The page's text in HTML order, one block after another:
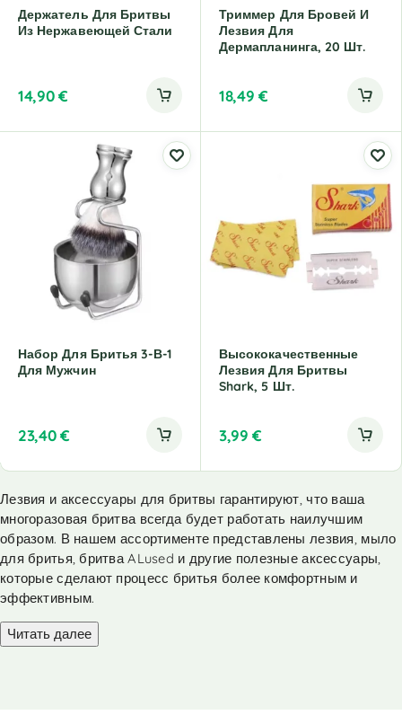
Держатель Для Бритвы
Из Нержавеющей Стали
14,90€
Триммер Для Бровей И
Лезвия Для
Дермапланинга, 20 Шт.
18,49 €
Набор Для Бритья 3-В-1
Для Мужчин
23,40€
Высококачественные
Лезвия Для Бритвы
Shark, 5 Шт.
3,99€
Лезвия и аксессуары для бритвы гарантируют, что ваша
многоразовая бритва всегда будет работать наилучшим
образом. В нашем ассортименте представлены лезвия, мыло
для бритья, бритва ALused и другие полезные аксессуары,
которые сделают процесс бритья более комфортным и
эффективным.
Читать далее